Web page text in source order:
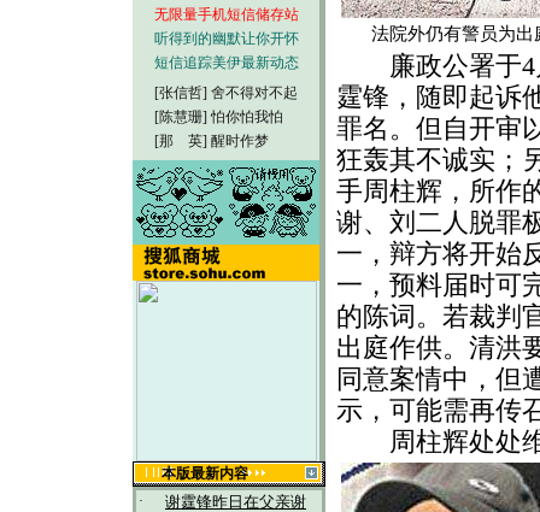
无限量手机短信储存站
听得到的幽默让你开怀
短信追踪美伊最新动态
[张信哲] 舍不得对不起
[陈慧珊] 怕你怕我怕
[那 英] 醒时作梦
本版最新内容
·
谢霆锋昨日在父亲谢
法院外仍有警员为
廉政公署于4
霆锋，随即起诉
罪名。但自开审
狂轰其不诚实；
手周柱辉，所作
谢、刘二人脱罪
一，辩方将开始
一，预料届时可
的陈词。若裁判
出庭作供。清洪
同意案情中，但
示，可能需再传
周柱辉处处